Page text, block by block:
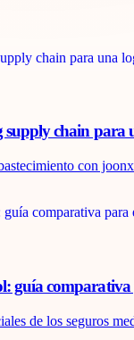
chain para
con
guía
de los seguros